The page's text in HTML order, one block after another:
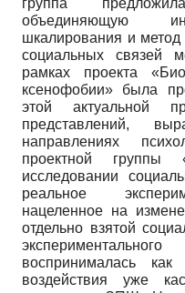
группа
объединяющую
шкалирования и
социальных связей
рамках проекта
ксенофобии» была
этой актуальной
представлений,
направлениях
проектной группы
исследовании
реальное
нацеленное на
отдельно взятой
воспринималась
воздействия уже